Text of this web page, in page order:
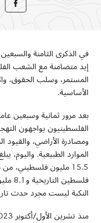
Share
with
في الذكرى الثامنة
إيد متضامنة مع الشعب
المستمر، وسلب الحقوق،
الأساسية.
الفلسطينيون يواجهون
ومصادرة الأراضي، والقيود
الموارد الطبيعية. واليوم،
النكبة ليست مجرد حدث